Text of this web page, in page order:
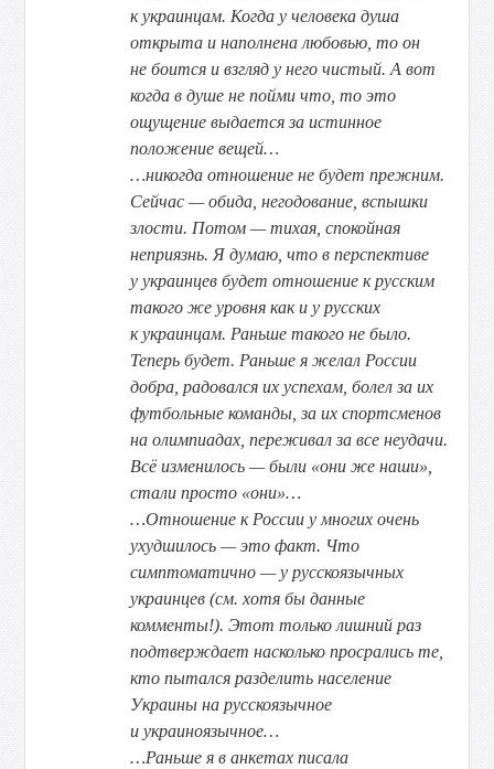
к украинцам. Когда у человека душа
открыта и наполнена любовью, то он
не боится и взгляд у него чистый. А вот
когда в душе не пойми что, то это
ощущение выдается за истинное
положение вещей…
…никогда отношение не будет прежним.
Сейчас — обида, негодование, вспышки
злости. Потом — тихая, спокойная
неприязнь. Я думаю, что в перспективе
у украинцев будет отношение к русским
такого же уровня как и у русских
к украинцам. Раньше такого не было.
Теперь будет. Раньше я желал России
добра, радовался их успехам, болел за их
футбольные команды, за их спортсменов
на олимпиадах, переживал за все неудачи.
Всё изменилось — были «они же наши»,
стали просто «они»…
…Отношение к России у многих очень
ухудшилось — это факт. Что
симптоматично — у русскоязычных
украинцев (см. хотя бы данные
комменты!). Этот только лишний раз
подтверждает насколько просрались те,
кто пытался разделить население
Украины на русскоязычное
и украиноязычное…
…Раньше я в анкетах писала